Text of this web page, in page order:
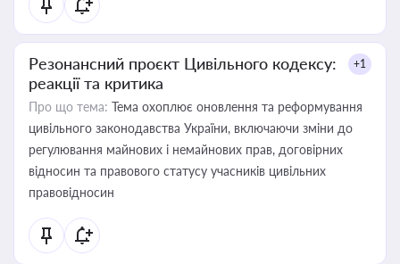
Резонансний проєкт Цивільного кодексу:
реакції та критика
+1
Про що тема: Тема охоплює оновлення та реформування
цивільного законодавства України, включаючи зміни до
регулювання майнових і немайнових прав, договірних
відносин та правового статусу учасників цивільних
правовідносин